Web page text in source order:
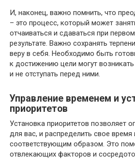
И, наконец, важно помнить, что
– это процесс, который может
отчаиваться и сдаваться при
результате. Важно сохранять
веру в себя. Необходимо быть
к достижению цели могут
и не отступать перед ними.
Управление временем и
приоритетов
Установка приоритетов позволяет
для вас, и распределить свое время
соответствующим образом. Это
отвлекающих факторов и